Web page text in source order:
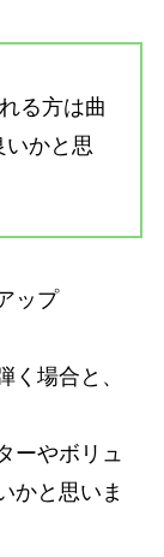
る方は曲
かと思
ップ
く場合と、
ーやボリュ
かと思いま